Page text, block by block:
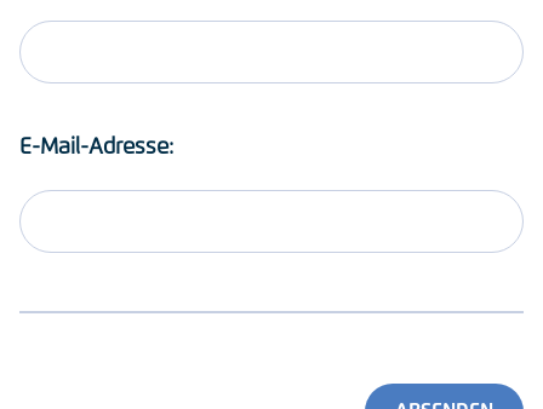
E-Mail-Adresse: